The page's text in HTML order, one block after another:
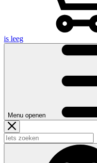
is leeg
Menu openen